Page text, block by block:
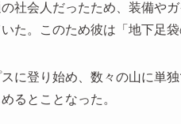
社会人だったため、装備や
た。このため彼は「地下足
に登り始め、数々の山に単
るとことなった。